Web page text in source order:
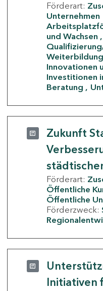
Förderart:
Unternehmen
und Wachsen
Innovationen
Investitionen
Beratung
Zukunft
Förderart:
Öffentliche
Öffentliche
Förderzweck:
Initiativen